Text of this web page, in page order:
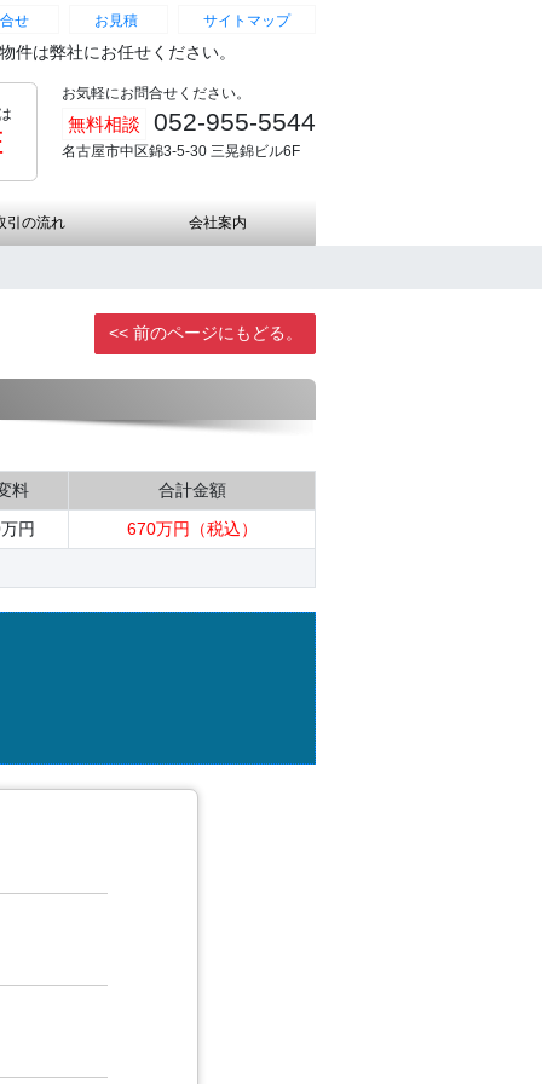
せ お見積 サイトマップ
は弊社にお任せください。
お気軽にお問合せください。
無料相談 052-955-5544
名古屋市中区錦3-5-30 三晃錦ビル6F
引の流れ 会社案内
<< 前のページにもどる。
料
合計金額
円
670万円（税込）